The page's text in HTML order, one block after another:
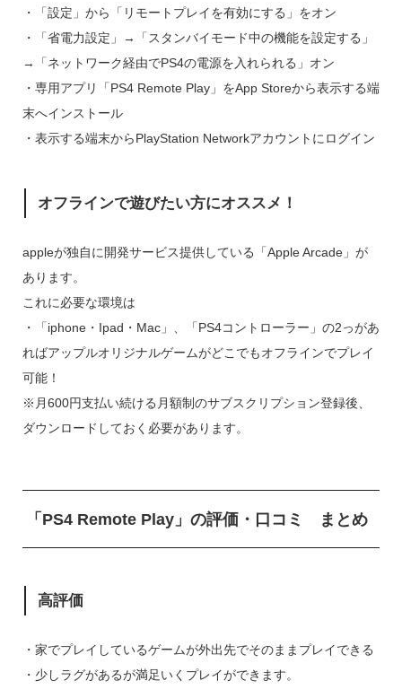
・「設定」から「リモートプレイを有効にする」をオン
・「省電力設定」→「スタンバイモード中の機能を設定する」
→「ネットワーク経由でPS4の電源を入れられる」オン
・専用アプリ「PS4 Remote Play」をApp Storeから表示する端
末へインストール
・表示する端末からPlayStation Networkアカウントにログイン
オフラインで遊びたい方にオススメ！
appleが独自に開発サービス提供している「Apple Arcade」が
あります。
これに必要な環境は
・「iphone・Ipad・Mac」、「PS4コントローラー」の2っがあ
ればアップルオリジナルゲームがどこでもオフラインでプレイ
可能！
※月600円支払い続ける月額制のサブスクリプション登録後、
ダウンロードしておく必要があります。
「PS4 Remote Play」の評価・口コミ まとめ
高評価
・家でプレイしているゲームが外出先でそのままプレイできる
・少しラグがあるが満足いくプレイができます。